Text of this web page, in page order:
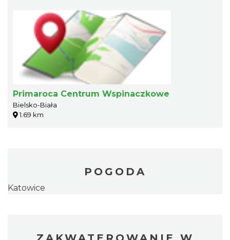
Primaroca Centrum Wspinaczkowe
Bielsko-Biała
1.69 km
POGODA
Katowice